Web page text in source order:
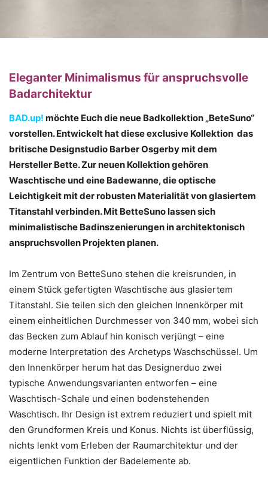
Eleganter Minimalismus für anspruchsvolle
Badarchitektur
BAD.up! möchte Euch die neue Badkollektion „BeteSuno“
vorstellen. Entwickelt hat diese exclusive Kollektion das
britische Designstudio Barber Osgerby mit dem
Hersteller Bette.Zur neuen Kollektion gehören
Waschtische und eine Badewanne, die optische
Leichtigkeit mit der robusten Materialität von glasiertem
Titanstahl verbinden. Mit BetteSuno lassen sich
minimalistische Badinszenierungen in architektonisch
anspruchsvollen Projekten planen.
Im Zentrum von BetteSuno stehen die kreisrunden, in
einem Stück gefertigten Waschtische aus glasiertem
Titanstahl. Sie teilen sich den gleichen Innenkörper mit
einem einheitlichen Durchmesser von 340 mm, wobei sich
das Becken zum Ablauf hin konisch verjüngt – eine
moderne Interpretation des Archetyps Waschschüssel. Um
den Innenkörper herum hat das Designerduo zwei
typische Anwendungsvarianten entworfen – eine
Waschtisch-Schale und einen bodenstehenden
Waschtisch. Ihr Design ist extrem reduziert und spielt mit
den Grundformen Kreis und Konus. Nichts ist überflüssig,
nichts lenkt vom Erleben der Raumarchitektur und der
eigentlichen Funktion der Badelemente ab.